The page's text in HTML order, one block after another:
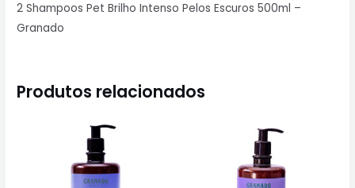
2 Shampoos Pet Brilho Intenso Pelos Escuros 500ml –
Granado
Produtos relacionados